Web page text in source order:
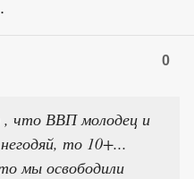
0
, что ВВП молодец и
то 10+...
мы освободили